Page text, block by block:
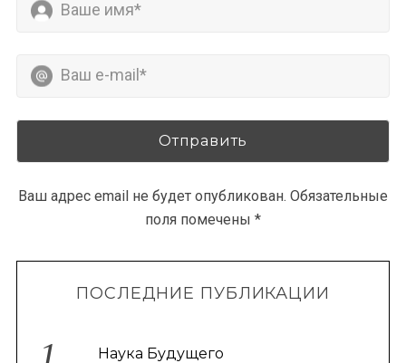
Ваш адрес email не будет опубликован. Обязательные
поля помечены *
ПОСЛЕДНИЕ ПУБЛИКАЦИИ
Наука Будущего